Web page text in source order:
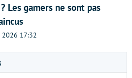
Les gamers ne sont pas
2026 17:32